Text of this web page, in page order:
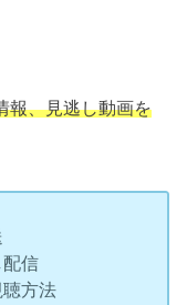
報、見逃し動画を
配信
聴方法